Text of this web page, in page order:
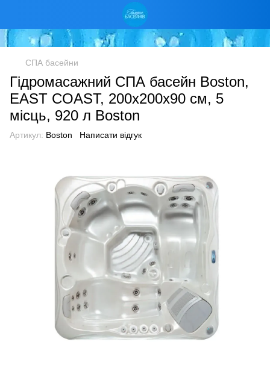
СПА басейни
Гідромасажний СПА басейн Boston,
EAST COAST, 200х200х90 см, 5
місць, 920 л Boston
Артикул: Boston Написати відгук